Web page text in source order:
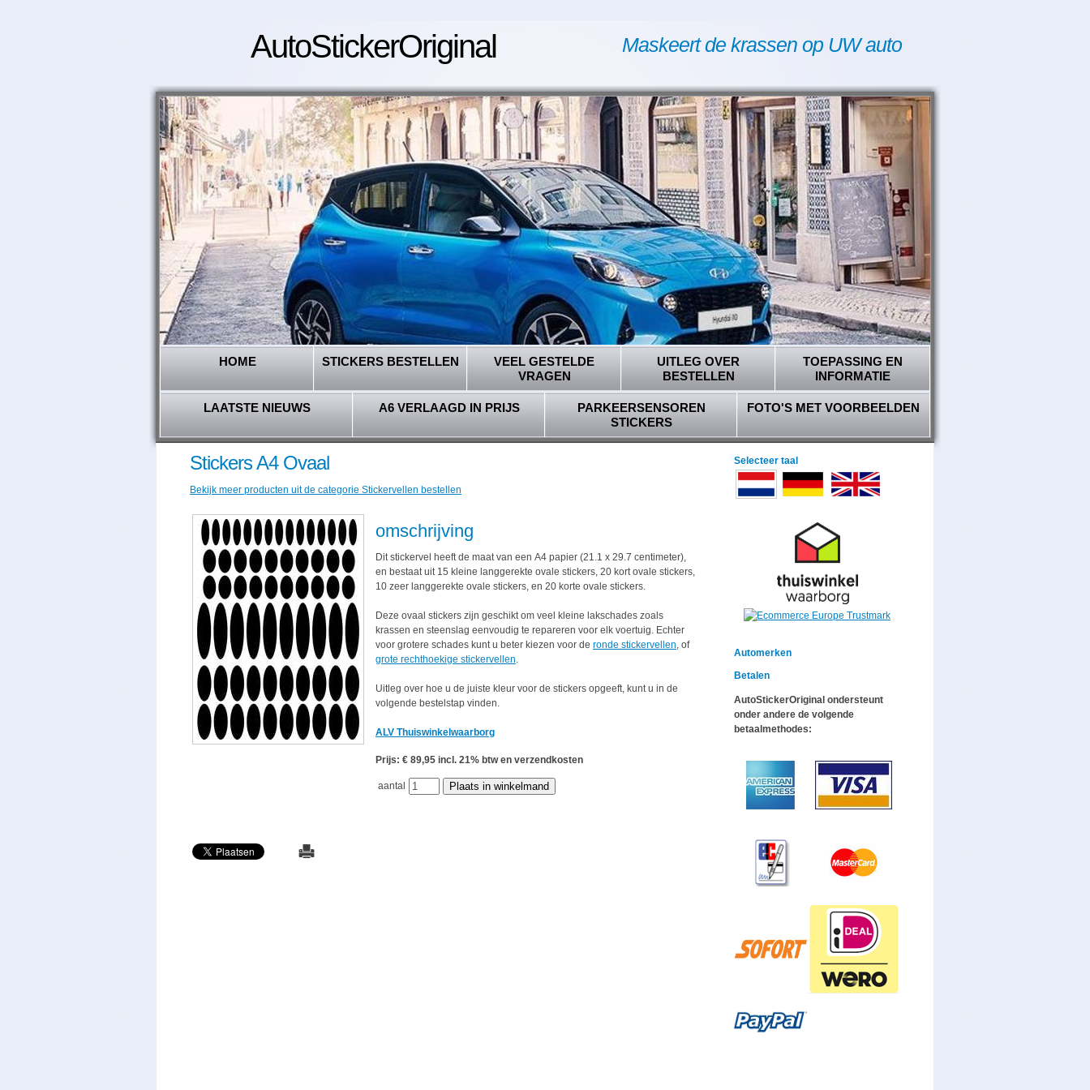
AutoStickerOriginal Maskeert de krassen op UW auto
HOME STICKERS BESTELLEN
VEEL GESTELDE
VRAGEN
UITLEG OVER
BESTELLEN
TOEPASSING EN
INFORMATIE
LAATSTE NIEUWS A6 VERLAAGD IN PRIJS
PARKEERSENSOREN
STICKERS
FOTO'S MET VOORBEELDEN
Stickers A4 Ovaal
Bekijk meer producten uit de categorie Stickervellen bestellen
omschrijving
Dit stickervel heeft de maat van een A4 papier (21.1 x 29.7 centimeter),
en bestaat uit 15 kleine langgerekte ovale stickers, 20 kort ovale stickers,
10 zeer langgerekte ovale stickers, en 20 korte ovale stickers.
Deze ovaal stickers zijn geschikt om veel kleine lakschades zoals
krassen en steenslag eenvoudig te repareren voor elk voertuig. Echter
voor grotere schades kunt u beter kiezen voor de ronde stickervellen, of
grote rechthoekige stickervellen.
Uitleg over hoe u de juiste kleur voor de stickers opgeeft, kunt u in de
volgende bestelstap vinden.
ALV Thuiswinkelwaarborg
Prijs: € 89,95 incl. 21% btw en verzendkosten
aantal
Selecteer taal
Automerken
Betalen
AutoStickerOriginal ondersteunt
onder andere de volgende
betaalmethodes: